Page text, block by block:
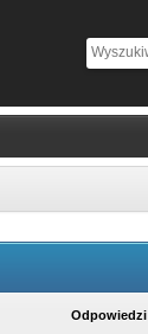
Odpowiedzi